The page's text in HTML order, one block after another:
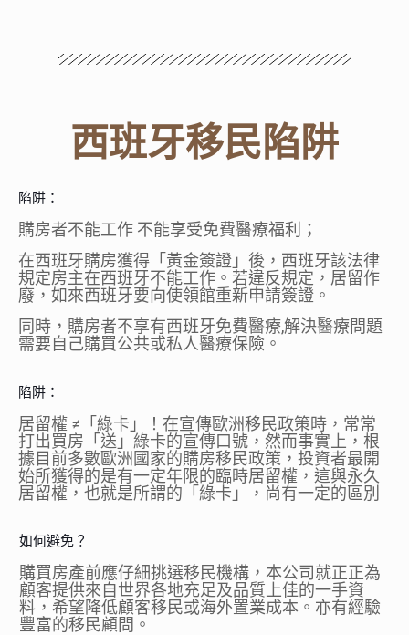
西班牙移民陷阱
陷阱：
購房者不能工作 不能享受免費醫療福利；
在西班牙購房獲得「黃金簽證」後，西班牙該法律
規定房主在西班牙不能工作。若違反規定，居留作
廢，如來西班牙要向使領館重新申請簽證。
同時，購房者不享有西班牙免費醫療,解決醫療問題
需要自己購買公共或私人醫療保險。
陷阱：
居留權 ≠ 「綠卡」！ 在宣傳歐洲移民政策時，常常
打出買房「送」綠卡的宣傳口號，然而事實上，根
據目前多數歐洲國家的購房移民政策，投資者最開
始所獲得的是有一定年限的臨時居留權，這與永久
居留權，也就是所謂的「綠卡」，尚有一定的區別
如何避免？
購買房產前應仔細挑選移民機構，本公司就正正為
顧客提供來自世界各地充足及品質上佳的一手資
料，希望降低顧客移民或海外置業成本。亦有經驗
豐富的移民顧問。